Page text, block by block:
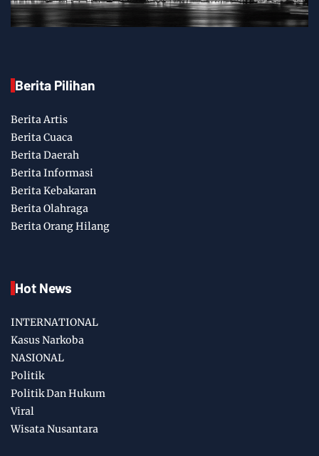
Berita Pilihan
Berita Artis
Berita Cuaca
Berita Daerah
Berita Informasi
Berita Kebakaran
Berita Olahraga
Berita Orang Hilang
Hot News
INTERNATIONAL
Kasus Narkoba
NASIONAL
Politik
Politik Dan Hukum
Viral
Wisata Nusantara